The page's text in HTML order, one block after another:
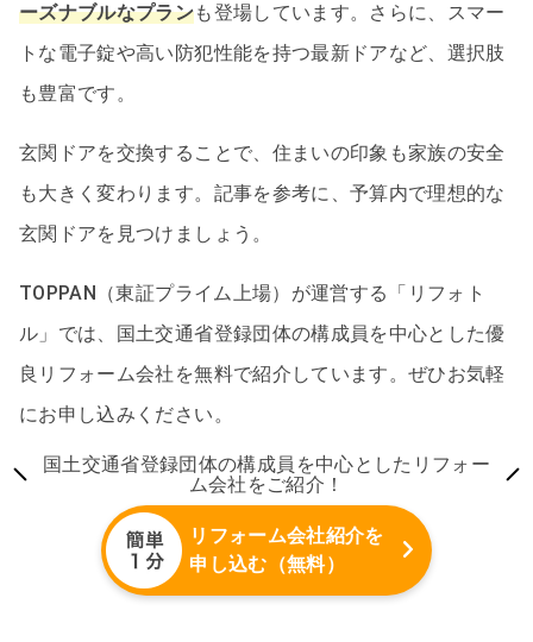
ーズナブルなプランも登場しています。さらに、スマー
トな電子錠や高い防犯性能を持つ最新ドアなど、選択肢
も豊富です。
玄関ドアを交換することで、住まいの印象も家族の安全
も大きく変わります。記事を参考に、予算内で理想的な
玄関ドアを見つけましょう。
TOPPAN（東証プライム上場）が運営する「リフォト
ル」では、国土交通省登録団体の構成員を中心とした優
良リフォーム会社を無料で紹介しています。ぜひお気軽
にお申し込みください。
国土交通省登録団体の構成員を中心としたリフォー
ム会社をご紹介！
リフォーム会社紹介を
申し込む（無料）